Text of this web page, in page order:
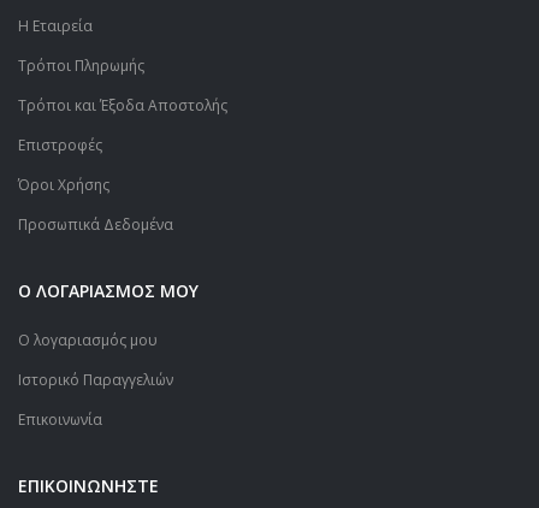
Η Εταιρεία
Τρόποι Πληρωμής
Τρόποι και Έξοδα Αποστολής
Επιστροφές
Όροι Χρήσης
Προσωπικά Δεδομένα
Ο ΛΟΓΑΡΙΑΣΜΟΣ ΜΟΥ
Ο λογαριασμός μου
Ιστορικό Παραγγελιών
Επικοινωνία
ΕΠΙΚΟΙΝΩΝΗΣΤΕ